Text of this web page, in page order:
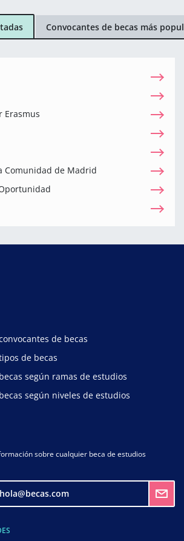
Convocantes de becas más
Erasmus
Comunidad de Madrid
de becas
de becas
según ramas de estudios
según niveles de estudios
sobre cualquier beca de estudios
hola@becas.com